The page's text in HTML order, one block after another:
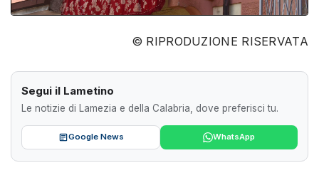
© RIPRODUZIONE RISERVATA
Segui il Lametino
Le notizie di Lamezia e della Calabria, dove preferisci tu.
Google News WhatsApp